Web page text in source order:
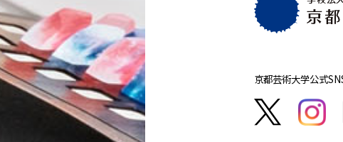
京都芸術大学公式